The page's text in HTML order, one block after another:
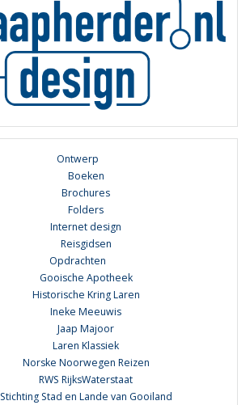
Ontwerp
Boeken
Brochures
Folders
Internet design
Reisgidsen
Opdrachten
Gooische Apotheek
Historische Kring Laren
Ineke Meeuwis
Jaap Majoor
Laren Klassiek
Norske Noorwegen Reizen
RWS RijksWaterstaat
Stichting Stad en Lande van Gooiland